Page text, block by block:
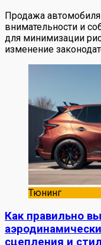
Продажа
внимательности и
для минимизации
изменение
Тюнинг
Как правильно
сцепления и